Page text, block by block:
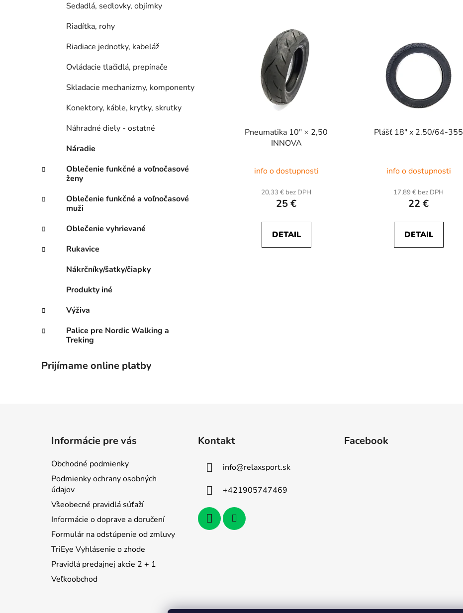
Sedadlá, sedlovky, objímky
Riadítka, rohy
Riadiace jednotky, kabeláž
Ovládacie tlačidlá, prepínače
Skladacie mechanizmy, komponenty
Konektory, káble, krytky, skrutky
Náhradné diely - ostatné
Náradie
Oblečenie funkčné a voľnočasové
ženy
Oblečenie funkčné a voľnočasové
muži
Oblečenie vyhrievané
Rukavice
Nákrčníky/šatky/čiapky
Produkty iné
Výživa
Palice pre Nordic Walking a
Treking
Prijímame online platby
Pneumatika 10" × 2,50
INNOVA
info o dostupnosti
20,33 € bez DPH
25 €
DETAIL
Plášť 18" x 2.50/64-355
info o dostupnosti
17,89 € bez DPH
22 €
DETAIL
Informácie pre vás
Obchodné podmienky
Podmienky ochrany osobných
údajov
Všeobecné pravidlá súťaží
Informácie o doprave a doručení
Formulár na odstúpenie od zmluvy
TriEye Vyhlásenie o zhode
Pravidlá predajnej akcie 2 + 1
Veľkoobchod
Kontakt
info@relaxsport.sk
+421905747469
Facebook